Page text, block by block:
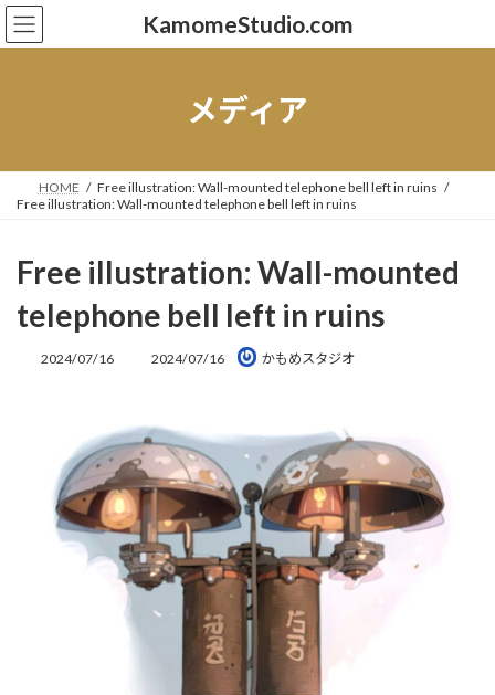
コ
ン
ナ
ビ
KamomeStudio.com
メディア
HOME
Free illustration: Wall-mounted telephone bell left in ruins
Free illustration: Wall-mounted telephone bell left in ruins
Free illustration: Wall-mounted
telephone bell left in ruins
2024/07/16
最
日
時
:
2024/07/16 かもめスタジオ